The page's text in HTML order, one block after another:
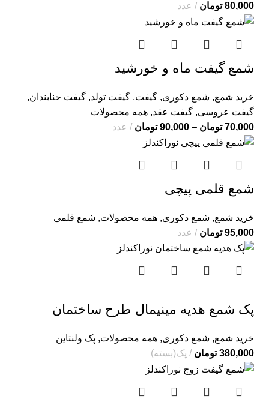
80,000 تومان عدد
شمع گیفت ماه و خورشید
خرید شمع, شمع دکوری, گیفت, گیفت تولد, گیفت حنابندان,
گیفت عروسی, گیفت عقد, همه محصولات
70,000 تومان –
90,000 تومان عدد
شمع قلمی پیچی
خرید شمع, شمع دکوری, همه محصولات, شمع قلمی
95,000 تومان عدد
پک شمع هدیه مینیمال طرح ساختمان
خرید شمع, شمع دکوری, همه محصولات, پک ولنتاین
380,000 تومان پک(بسته)